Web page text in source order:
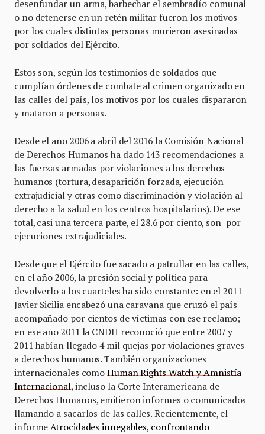
desenfundar un arma, barbechar el sembradío comunal
o no detenerse en un retén militar fueron los motivos
por los cuales distintas personas murieron asesinadas
por soldados del Ejército.
Estos son, según los testimonios de soldados que
cumplían órdenes de combate al crimen organizado en
las calles del país, los motivos por los cuales dispararon
y mataron a personas.
Desde el año 2006 a abril del 2016 la Comisión Nacional
de Derechos Humanos ha dado 143 recomendaciones a
las fuerzas armadas por violaciones a los derechos
humanos (tortura, desaparición forzada, ejecución
extrajudicial y otras como discriminación y violación al
derecho a la salud en los centros hospitalarios). De ese
total, casi una tercera parte, el 28.6 por ciento, son por
ejecuciones extrajudiciales.
Desde que el Ejército fue sacado a patrullar en las calles,
en el año 2006, la presión social y política para
devolverlo a los cuarteles ha sido constante: en el 2011
Javier Sicilia encabezó una caravana que cruzó el país
acompañado por cientos de víctimas con ese reclamo;
en ese año 2011 la CNDH reconoció que entre 2007 y
2011 habían llegado 4 mil quejas por violaciones graves
a derechos humanos. También organizaciones
internacionales comoHuman Rights Watch y Amnistía
Internacional, incluso la Corte Interamericana de
Derechos Humanos, emitieron informes o comunicados
llamando a sacarlos de las calles. Recientemente, el
informeAtrocidades innegables, confrontando